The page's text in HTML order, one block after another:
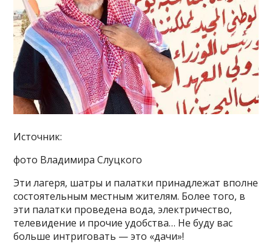
Источник:
фото Владимира Слуцкого
Эти лагеря, шатры и палатки принадлежат вполне
состоятельным местным жителям. Более того, в
эти палатки проведена вода, электричество,
телевидение и прочие удобства… Не буду вас
больше интриговать — это «дачи»!